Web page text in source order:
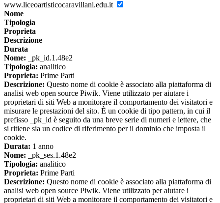
www.liceoartisticocaravillani.edu.it
Nome
Tipologia
Proprieta
Descrizione
Durata
Nome: _pk_id.1.48e2
Tipologia: analitico
Proprieta: Prime Parti
Descrizione: Questo nome di cookie è associato alla piattaforma di
analisi web open source Piwik. Viene utilizzato per aiutare i
proprietari di siti Web a monitorare il comportamento dei visitatori e
misurare le prestazioni del sito. È un cookie di tipo pattern, in cui il
prefisso _pk_id è seguito da una breve serie di numeri e lettere, che
si ritiene sia un codice di riferimento per il dominio che imposta il
cookie.
Durata: 1 anno
Nome: _pk_ses.1.48e2
Tipologia: analitico
Proprieta: Prime Parti
Descrizione: Questo nome di cookie è associato alla piattaforma di
analisi web open source Piwik. Viene utilizzato per aiutare i
proprietari di siti Web a monitorare il comportamento dei visitatori e